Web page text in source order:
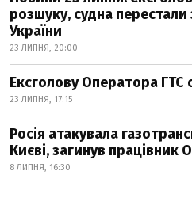
розшуку, судна
України
23 ЛИПНЯ, 20:00
Ексголову Оператора ГТС
23 ЛИПНЯ, 17:15
Росія атакувала
Києві, загинув працівник
8 ЛИПНЯ, 16:30